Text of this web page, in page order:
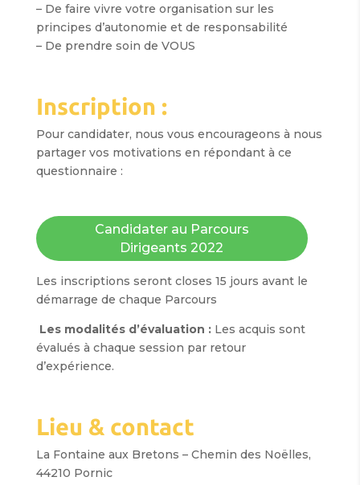
– De faire vivre votre organisation sur les
principes d’autonomie et de responsabilité
– De prendre soin de VOUS
Inscription :
Pour candidater, nous vous encourageons à nous
partager vos motivations en répondant à ce
questionnaire :
Candidater au Parcours
Dirigeants 2022
Les inscriptions seront closes 15 jours avant le
démarrage de chaque Parcours
Les modalités d’évaluation :Les acquis sont
évalués à chaque session par retour
d’expérience.
Lieu & contact
La Fontaine aux Bretons – Chemin des Noëlles,
44210 Pornic